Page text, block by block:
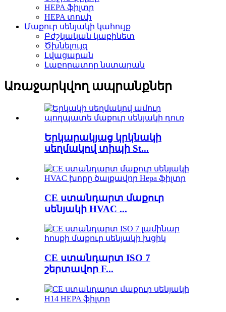
HEPA ֆիլտր
HEPA տուփ
Մաքուր սենյակի կահույք
Բժշկական կաբինետ
Ծխնելույզ
Լվացարան
Լաբորատոր նստարան
Առաջարկվող ապրանքներ
Երկարակյաց կրկնակի
սեղմակով տիպի St...
CE ստանդարտ մաքուր
սենյակի HVAC ...
CE ստանդարտ ISO 7
շերտավոր F...